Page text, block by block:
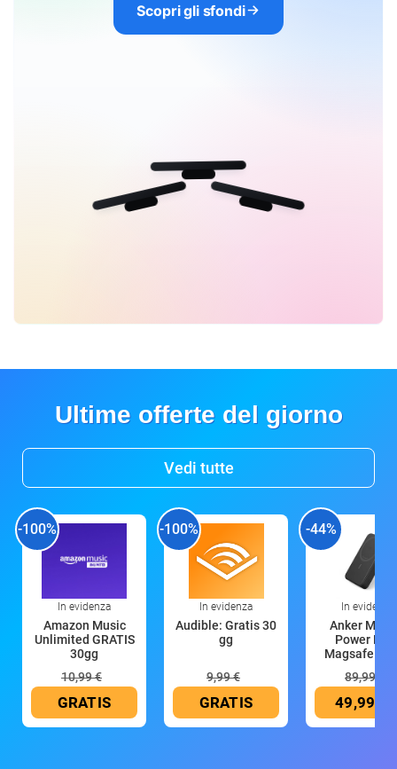
Scopri gli sfondi
Ultime offerte del giorno
Vedi tutte
-100%
In evidenza
Amazon Music
Unlimited GRATIS
30gg
10,99 €
GRATIS
-100%
In evidenza
Audible: Gratis 30
gg
9,99 €
GRATIS
-44%
In evidenza
Anker
Power
Magsafe
89,99 €
49,99 €